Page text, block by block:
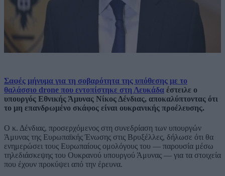
Σαφές μήνυμα για τη σοβαρότητα της υπόθεσης με το
θαλάσσιο drone που εντοπίστηκε στη Λευκάδα έστειλε ο
υπουργός Εθνικής Άμυνας Νίκος Δένδιας, αποκαλύπτοντας ότι
το μη επανδρωμένο σκάφος είναι ουκρανικής προέλευσης.
Ο κ. Δένδιας, προσερχόμενος στη συνεδρίαση των υπουργών
Άμυνας της Ευρωπαϊκής Ένωσης στις Βρυξέλλες, δήλωσε ότι θα
ενημερώσει τους Ευρωπαίους ομολόγους του — παρουσία μέσω
τηλεδιάσκεψης του Ουκρανού υπουργού Άμυνας — για τα στοιχεία
που έχουν προκύψει από την έρευνα.